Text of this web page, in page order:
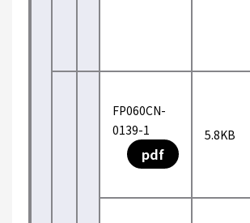
FP060CN-
0139-1
pdf
5.8KB